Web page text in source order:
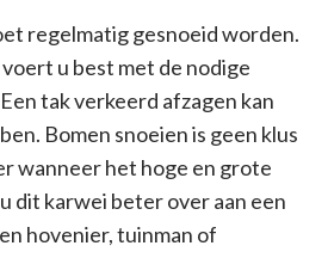
regelmatig gesnoeid worden.
u best met de nodige
tak verkeerd afzagen kan
Bomen snoeien is geen klus
wanneer het hoge en grote
dit karwei beter over aan een
hovenier, tuinman of